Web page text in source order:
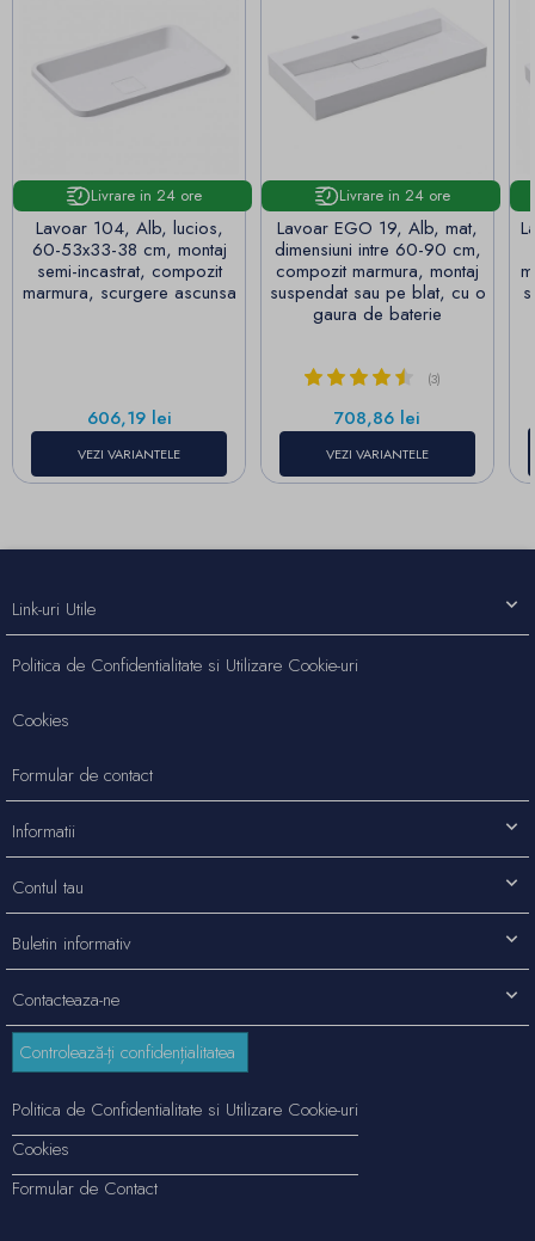
Livrare in 24 ore
Lavoar 104, Alb, lucios,
60-53x33-38 cm, montaj
semi-incastrat, compozit
marmura, scurgere ascunsa
Pret
606,19 lei
VEZI VARIANTELE
Livrare in 24 ore
Lavoar EGO 19, Alb, mat,
dimensiuni intre 60-90 cm,
compozit marmura, montaj
suspendat sau pe blat, cu o
gaura de baterie
(3)
Pret
708,86 lei
VEZI VARIANTELE
Contacteaza-ne
Link-uri Utile
Politica de Confidentialitate si Utilizare Cookie-uri
Cookies
Formular de contact
Informatii
Contul tau
Buletin informativ
Controlează-ți confidențialitatea
Politica de Confidentialitate si Utilizare Cookie-uri
Cookies
Formular de Contact